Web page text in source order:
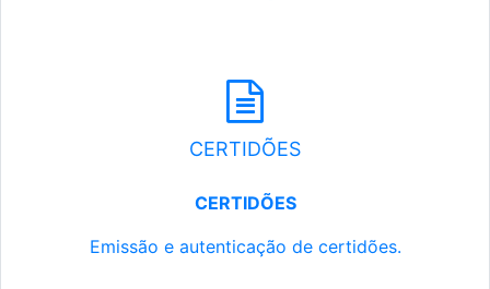
CERTIDÕES
CERTIDÕES
Emissão e autenticação de certidões.